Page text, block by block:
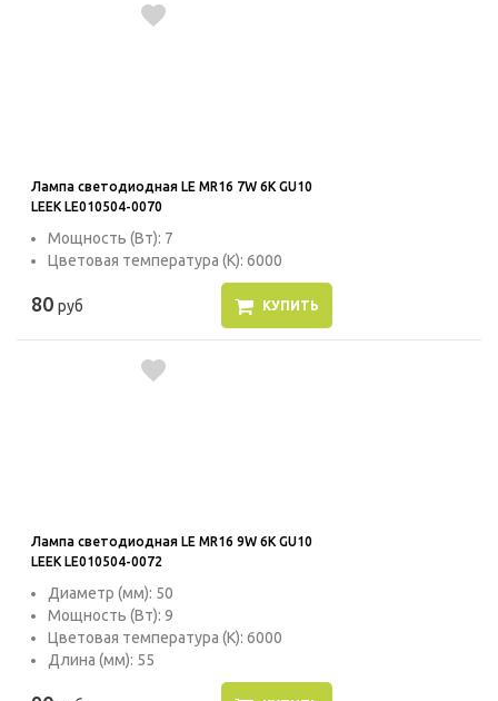
Лампа светодиодная LE MR16 7W 6K GU10
LEEK LE010504-0070
Мощность (Вт): 7
Цветовая температура (К): 6000
80 руб КУПИТЬ
Лампа светодиодная LE MR16 9W 6K GU10
LEEK LE010504-0072
Диаметр (мм): 50
Мощность (Вт): 9
Цветовая температура (К): 6000
Длина (мм): 55